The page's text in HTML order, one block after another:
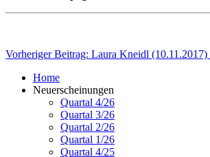
Vorheriger Beitrag: Laura Kneidl (10.11.2017)
Home
Neuerscheinungen
Quartal 4/26
Quartal 3/26
Quartal 2/26
Quartal 1/26
Quartal 4/25